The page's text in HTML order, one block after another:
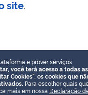
site.
e prover serviços
você terá acesso a todas as
Cookies", os cookies que
Para escolher quais
mais em nossa Declaração